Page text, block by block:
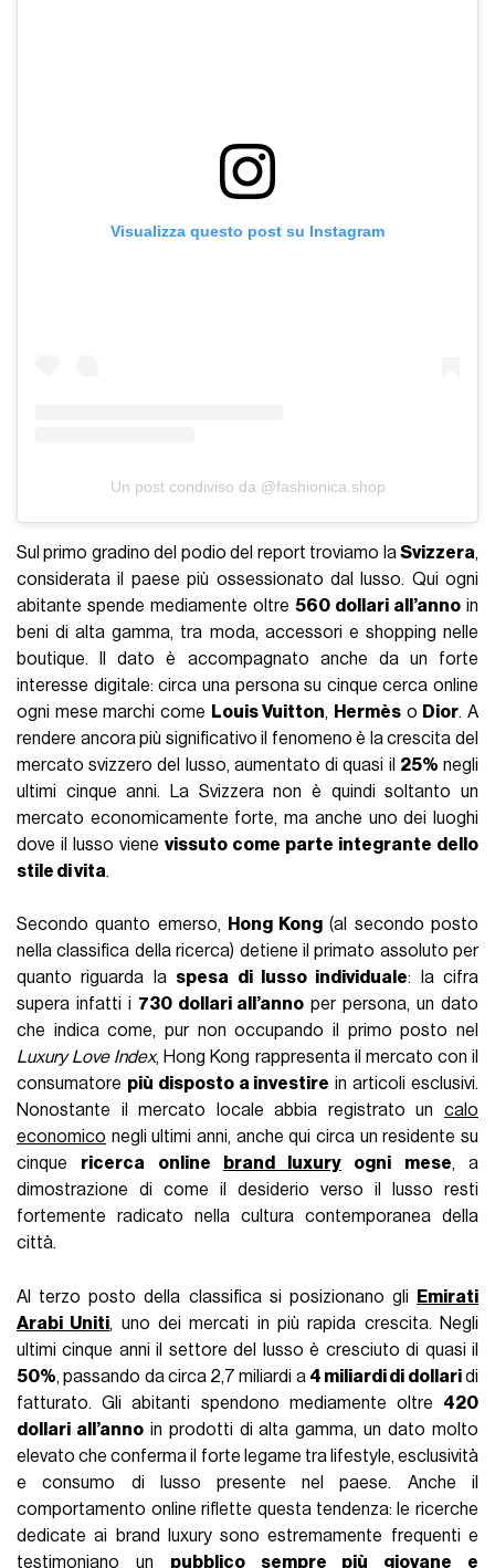
Visualizza questo post su Instagram
Un post condiviso da @fashionica.shop
Sul primo gradino del podio del report troviamo laSvizzera,
considerata il paese più ossessionato dal lusso. Qui ogni
abitante spende mediamente oltre 560 dollari all’annoin
beni di alta gamma, tra moda, accessori e shopping nelle
boutique. Il dato è accompagnato anche da un forte
interesse digitale: circa una persona su cinque cerca online
ogni mese marchi come Louis Vuitton, Hermès o Dior. A
rendere ancora più significativo il fenomeno è la crescita del
mercato svizzero del lusso, aumentato di quasi il 25% negli
ultimi cinque anni. La Svizzera non è quindi soltanto un
mercato economicamente forte, ma anche uno dei luoghi
dove il lusso viene vissuto come parte integrante dello
stile di vita.
Secondo quanto emerso, Hong Kong (al secondo posto
nella classifica della ricerca) detiene il primato assoluto per
quanto riguarda la spesa di lusso individuale: la cifra
supera infatti i 730 dollari all’anno per persona, un dato
che indica come, pur non occupando il primo posto nel
Luxury Love Index, Hong Kong rappresenta il mercato con il
consumatore più disposto a investire in articoli esclusivi.
Nonostante il mercato locale abbia registrato un calo
economico negli ultimi anni, anche qui circa un residente su
cinque ricerca online brand luxury ogni mese, a
dimostrazione di come il desiderio verso il lusso resti
fortemente radicato nella cultura contemporanea della
città.
Al terzo posto della classifica si posizionano gli
Emirati
Arabi Uniti, uno dei mercati in più rapida crescita. Negli
ultimi cinque anni il settore del lusso è cresciuto di quasi il
50%, passando da circa 2,7 miliardi a 4 miliardi di dollaridi
fatturato. Gli abitanti spendono mediamente oltre 420
dollari all’annoin prodotti di alta gamma, un dato molto
elevato che conferma il forte legame tra lifestyle, esclusività
e consumo di lusso presente nel paese. Anche il
comportamento online riflette questa tendenza: le ricerche
dedicate ai brand luxury sono estremamente frequenti e
testimoniano un pubblico sempre più giovane e